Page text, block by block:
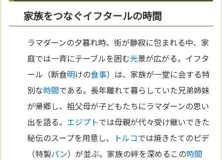
家族をつなぐイフタールの時間
ラマダーンの夕暮れ時、街が静寂に包まれる中、家
庭では一斉にテーブルを囲む光景が広がる。イフタ
ール（断食明けの食事）は、家族が一堂に会する特
別な時間である。長年離れて暮らしていた兄弟姉妹
が帰郷し、祖父母が子どもたちにラマダーンの思い
出を語る。 エジプトでは母親が代々受け継いできた
秘伝のスープを用意し、
トルコでは焼きたてのピデ
（特製パン）が並ぶ。家族の絆を深めるこの時間